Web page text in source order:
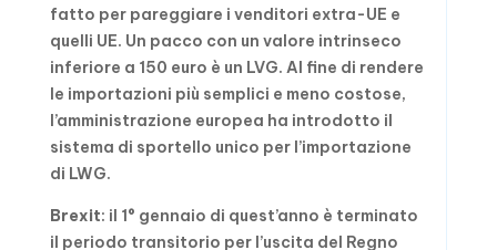
fatto per pareggiare i venditori extra-UE e
quelli UE. Un pacco con un valore intrinseco
inferiore a 150 euro è un LVG. Al fine di rendere
le importazioni più semplici e meno costose,
l’amministrazione europea ha introdotto il
sistema di sportello unico per l’importazione
di LWG.
Brexit: il 1° gennaio di quest’anno è terminato
il periodo transitorio per l’uscita del Regno